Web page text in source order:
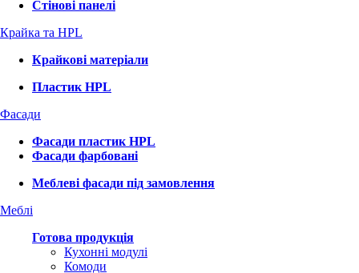
Стінові панелі
Крайка та HPL
Крайкові матеріали
Пластик HPL
Фасади
Фасади пластик HPL
Фасади фарбовані
Меблеві фасади під замовлення
Меблі
Готова продукція
Кухонні модулі
Комоди